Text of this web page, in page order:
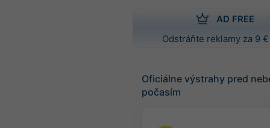
AD FREE
Odstráňte reklamy za 9
Oficiálne výstrahy pred
počasím